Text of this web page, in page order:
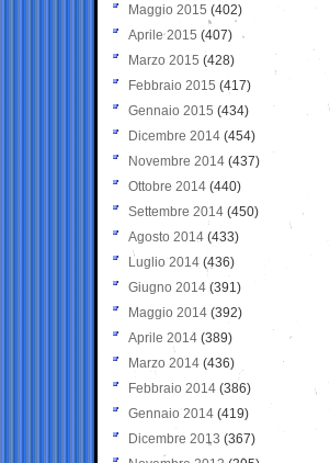
Maggio 2015 (402)
Aprile 2015 (407)
Marzo 2015 (428)
Febbraio 2015 (417)
Gennaio 2015 (434)
Dicembre 2014 (454)
Novembre 2014 (437)
Ottobre 2014 (440)
Settembre 2014 (450)
Agosto 2014 (433)
Luglio 2014 (436)
Giugno 2014 (391)
Maggio 2014 (392)
Aprile 2014 (389)
Marzo 2014 (436)
Febbraio 2014 (386)
Gennaio 2014 (419)
Dicembre 2013 (367)